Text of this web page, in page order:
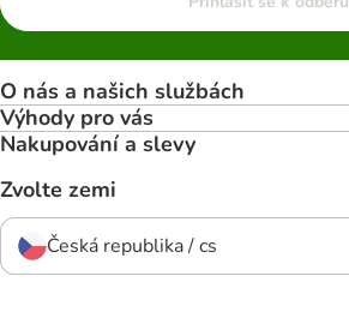
O nás a našich službách
Výhody pro vás
Nakupování a slevy
Zvolte zemi
Česká republika / cs